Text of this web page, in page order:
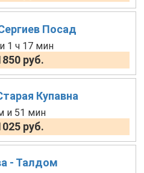
Посад
1 ч 17 мин
руб.
Купавна
и 51 мин
руб.
- Талдом